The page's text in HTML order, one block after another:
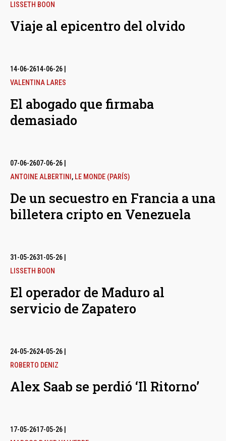
LISSETH BOON
Viaje al epicentro del olvido
14-06-2614-06-26
VALENTINA LARES
El abogado que firmaba
demasiado
07-06-2607-06-26
ANTOINE ALBERTINI , LE MONDE (PARÍS)
De un secuestro en Francia a una
billetera cripto en Venezuela
31-05-2631-05-26
LISSETH BOON
El operador de Maduro al
servicio de Zapatero
24-05-2624-05-26
ROBERTO DENIZ
Alex Saab se perdió ‘Il Ritorno’
17-05-2617-05-26